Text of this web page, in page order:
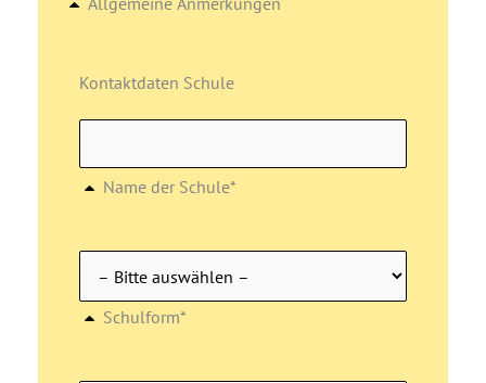
Kontaktdaten Schule
Name der Schule*
Schulform*